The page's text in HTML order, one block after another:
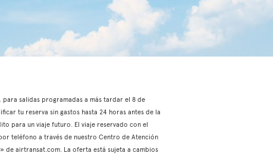
salidas programadas a más tardar el 8 de
tu reserva sin gastos hasta 24 horas antes de la
para un viaje futuro. El viaje reservado con el
teléfono a través de nuestro Centro de Atención
de airtransat.com. La oferta está sujeta a cambios